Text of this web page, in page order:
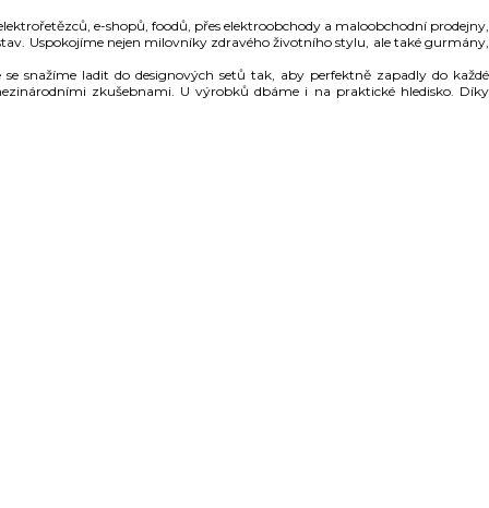
e-shopů, foodů, přes elektroobchody a maloobchodní prodejny,
Uspokojíme nejen milovníky zdravého životního stylu, ale také gurmány,
snažíme ladit do designových setů tak, aby perfektně zapadly do každé
zkušebnami. U výrobků dbáme i na praktické hledisko. Díky